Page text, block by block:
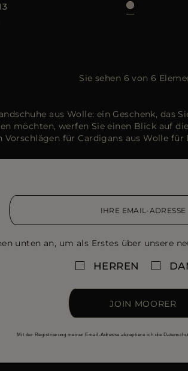
Sie sehen 6 von 6
aus Wolle: ein Geschenk,
möchten, werfen Sie einen Blick auf
Vorschlägen für Cardigans aus Wolle
unten an, um als Erstes über unsere
HERREN
JOIN MOORER
Mit der Registrierung meiner Email-Adresse akzeptiere ich die